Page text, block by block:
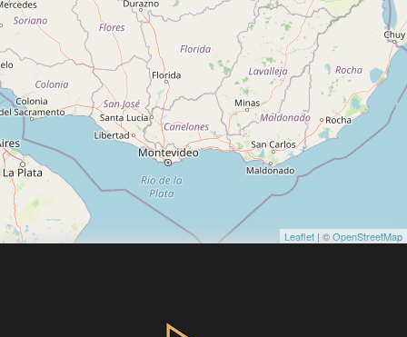
Leaflet | ©OpenStreetMap